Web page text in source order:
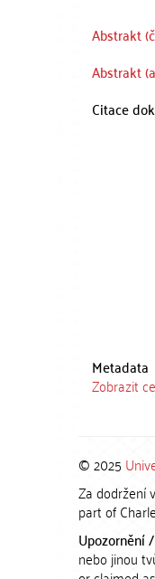
Abstrakt
Abstrakt
Citace
Metadata
Zobrazit
© 2025
Za dodržení
part of
Upozornění
nebo jinou